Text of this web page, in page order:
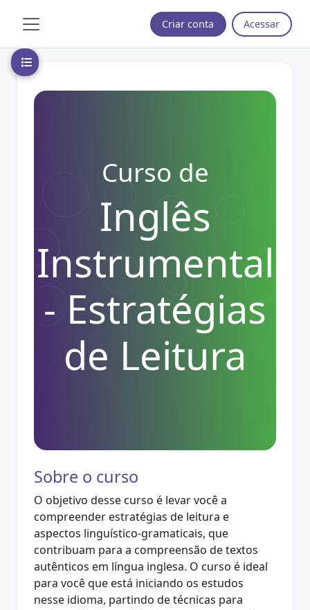
Criar conta Acessar
Abrir índice do curso
Curso de
Inglês
Instrumental
- Estratégias
de Leitura
Sobre o curso
O objetivo desse curso é levar você a
compreender estratégias de leitura e
aspectos linguístico-gramaticais, que
contribuam para a compreensão de textos
autênticos em língua inglesa. O curso é ideal
para você que está iniciando os estudos
nesse idioma, partindo de técnicas para